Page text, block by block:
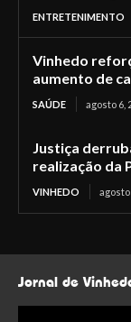
ENTRETENIMENTO
Vinhedo
aumento de
SAÚDE agosto 6,
Justiça
realização da
VINHEDO agosto
Jornal de